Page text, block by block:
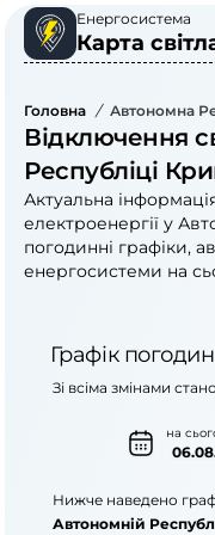
Енергосистема
Карта
Головна / Автономна
Відключення
Республіці
Актуальна
електроенергії у
погодинні графіки,
енергосистеми на
Графік
на
Зі всіма змінами
Нижче наведено
Автономній